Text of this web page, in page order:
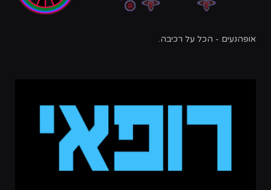
אופהנעים - הכל על רכיבה.